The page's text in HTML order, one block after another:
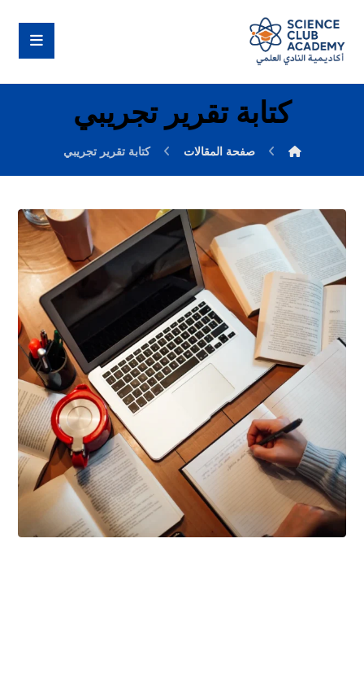
كتابة تقرير تجريبي
صفحة المقالات كتابة تقرير تجريبي